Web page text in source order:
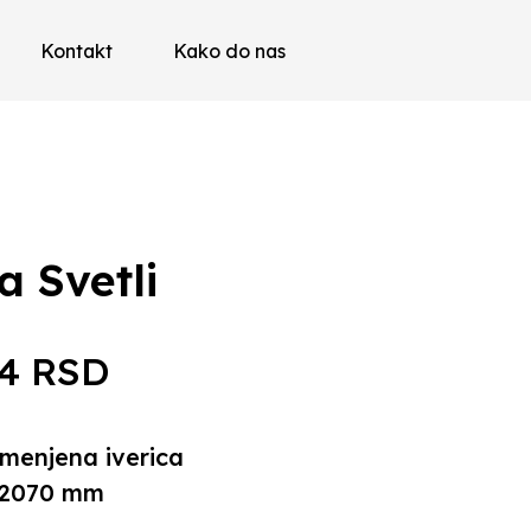
Kontakt Kako do nas
Svetli
RSD
mm
iverica